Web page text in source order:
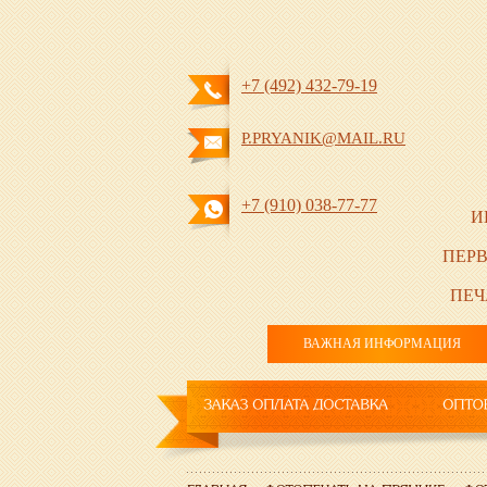
+7 (492) 432-79-19
P.PRYANIK@MAIL.RU
+7 (910) 038-77-77
ВАЖНАЯ ИНФОРМАЦИЯ